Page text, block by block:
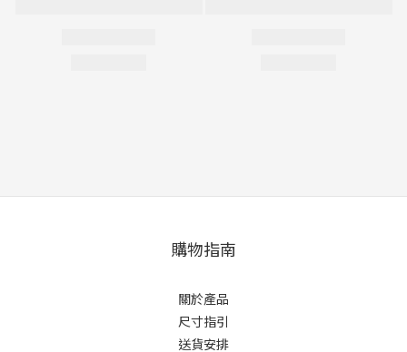
購物指南
關於產品
尺寸指引
送貨安排